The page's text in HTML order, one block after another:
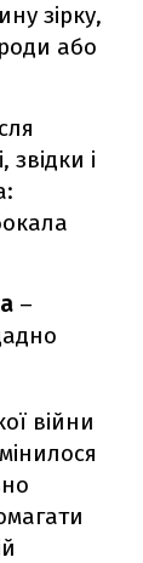
зірку,
або
і
–
війни